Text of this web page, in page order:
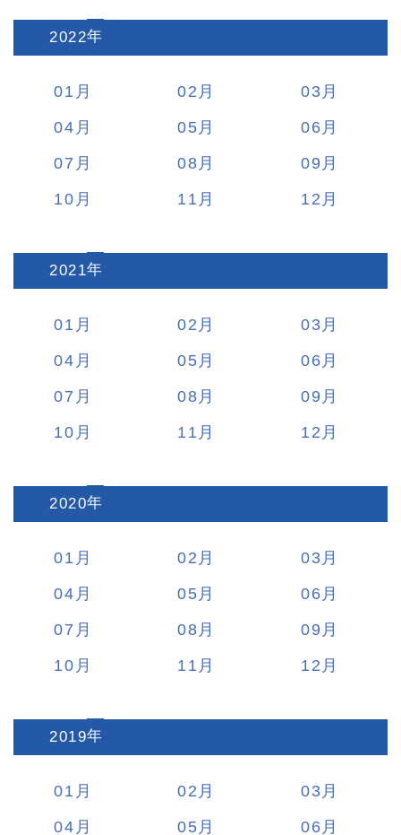
2022:
01 02
03
04
05
06
07
08
09
10
11 12
2021:
01 02
03
04
05
06
07
08
09
10
11 12
2020:
01 02
03
04
05
06
07
08
09
10
11 12
2019:
01 02
03
04
05
06